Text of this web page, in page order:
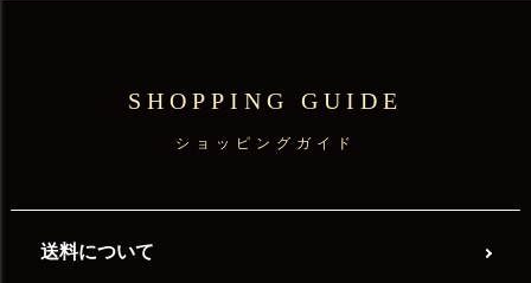
SHOPPING GUIDE
ショッピングガイド
送料について